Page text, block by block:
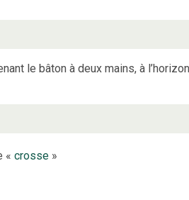
le bâton à deux mains, à
«crosse »